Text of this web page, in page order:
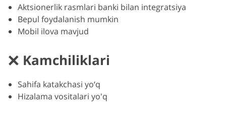
Aktsionerlik rasmlari banki bilan integratsiya
Bepul foydalanish mumkin
Mobil ilova mavjud
Kamchiliklari
Sahifa katakchasi yo‘q
Hizalama vositalari yo'q